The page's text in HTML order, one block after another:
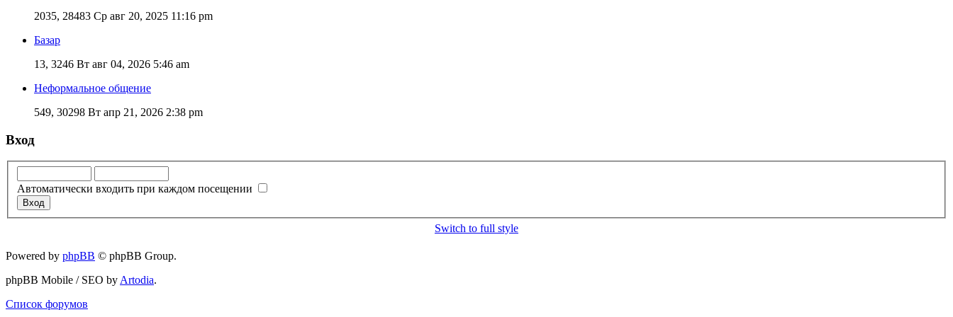
2035, 28483 Ср авг 20, 2025 11:16 pm
Базар
13, 3246 Вт авг 04, 2026 5:46 am
Неформальное общение
549, 30298 Вт апр 21, 2026 2:38 pm
Вход
Автоматически входить при каждом посещении
Switch to full style
Powered by phpBB © phpBB Group.
phpBB Mobile / SEO by Artodia.
Список форумов